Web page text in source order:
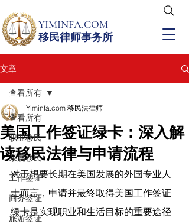
YIMINFA.COM
移民律师事务所
文章
查看所有
职业移民
亲属移民
工作签证
商务签证
旅游签证
查看所有
美国工作签证绿卡：深入解
读移民法律与申请流程
Yiminfa.com 移民法律师
对于想要长期在美国发展的外国专业人
士而言，申请并最终取得美国工作签证
绿卡是实现职业和生活目标的重要途径